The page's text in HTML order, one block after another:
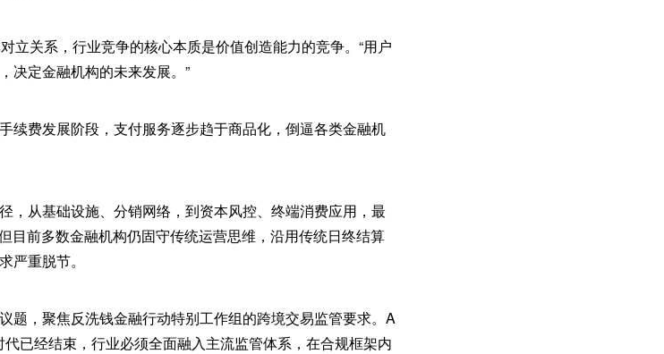
立关系，行业竞争的核心本质是价值创造能力的竞争。“用户
决定金融机构的未来发展。”
续费发展阶段，支付服务逐步趋于商品化，倒逼各类金融机
，从基础设施、分销网络，到资本风控、终端消费应用，最
目前多数金融机构仍固守传统运营思维，沿用传统日终结算
严重脱节。
题，聚焦反洗钱金融行动特别工作组的跨境交易监管要求。A
已经结束，行业必须全面融入主流监管体系，在合规框架内